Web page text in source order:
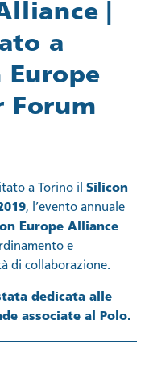
|
a
Forum
a Torino il Silicon
, l’evento annuale
Europe Alliance
e
di collaborazione.
dedicata alle
associate al Polo.